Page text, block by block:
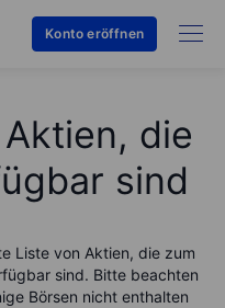
Konto eröffnen
die
sind
Liste von Aktien, die zum
sind. Bitte beachten
Börsen nicht enthalten